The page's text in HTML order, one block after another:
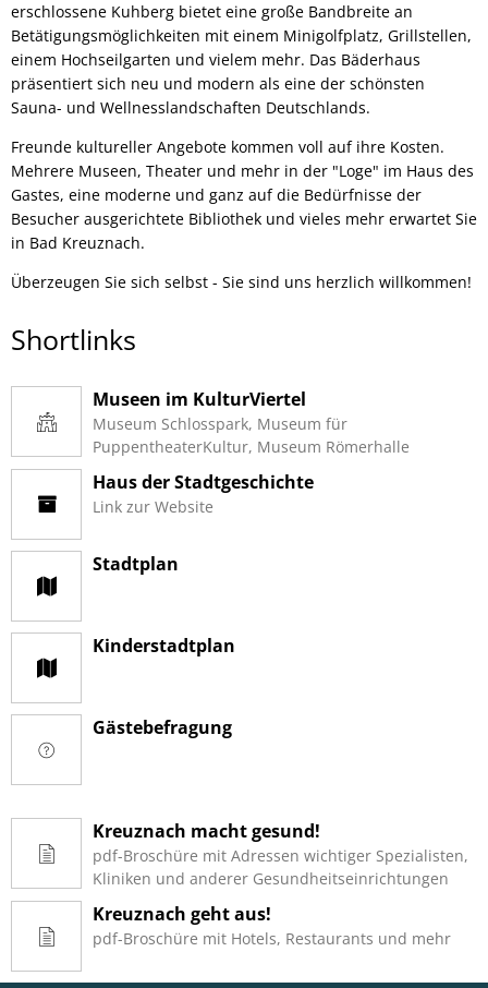
erschlossene Kuhberg bietet eine große Bandbreite an
Betätigungsmöglichkeiten mit einem Minigolfplatz, Grillstellen,
einem Hochseilgarten und vielem mehr. Das Bäderhaus
präsentiert sich neu und modern als eine der schönsten
Sauna- und Wellnesslandschaften Deutschlands.
Freunde kultureller Angebote kommen voll auf ihre Kosten.
Mehrere Museen, Theater und mehr in der "Loge" im Haus des
Gastes, eine moderne und ganz auf die Bedürfnisse der
Besucher ausgerichtete Bibliothek und vieles mehr erwartet Sie
in Bad Kreuznach.
Überzeugen Sie sich selbst - Sie sind uns herzlich willkommen!
Shortlinks
Museen im KulturViertel
Museum Schlosspark, Museum für
PuppentheaterKultur, Museum Römerhalle
Haus der Stadtgeschichte
Link zur Website
Stadtplan
Kinderstadtplan
Gästebefragung
Kreuznach macht gesund!
pdf-Broschüre mit Adressen wichtiger Spezialisten,
Kliniken und anderer Gesundheitseinrichtungen
Kreuznach geht aus!
pdf-Broschüre mit Hotels, Restaurants und mehr